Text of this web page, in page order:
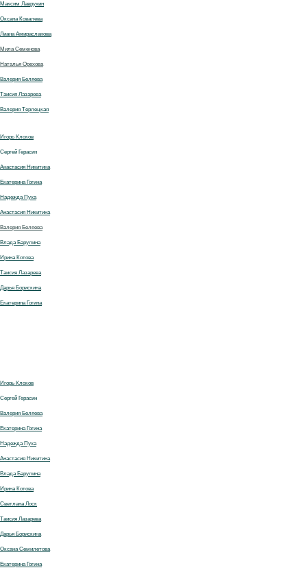
Максим Лаврухин
Оксана Ковалева
Лиана Амирасланова
Мила Семенова
Наталья Орехова
Валерия Беляева
Таисия Лазарева
Валерия Терлецкая
Игорь Клоков
Сергей Герасин
Анастасия Никитина
Екатерина Гогина
Надежда Пуха
Анастасия Никитина
Валерия Беляева
Влада Барулина
Ирина Котова
Таисия Лазарева
Дарья Борискина
Екатерина Гогина
Игорь Клоков
Сергей Герасин
Валерия Беляева
Екатерина Гогина
Надежда Пуха
Анастасия Никитина
Влада Барулина
Ирина Котова
Светлана Лоск
Таисия Лазарева
Дарья Борискина
Оксана Семилетова
Екатерина Гогина